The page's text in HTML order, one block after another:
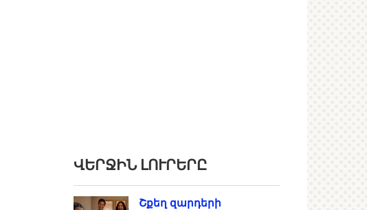
ՎԵՐՋԻՆ ԼՈՒՐԵՐԸ
Շքեղ զարդերի